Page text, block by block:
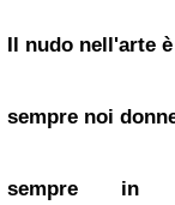
Il nudo nell'arte
sempre noi
sempre in